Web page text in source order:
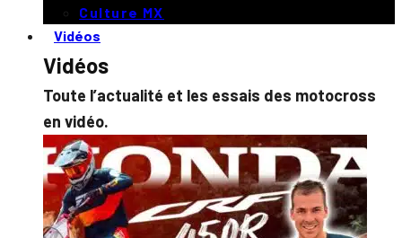
Culture MX
Vidéos
Vidéos
Toute l’actualité et les essais des motocross
en vidéo.